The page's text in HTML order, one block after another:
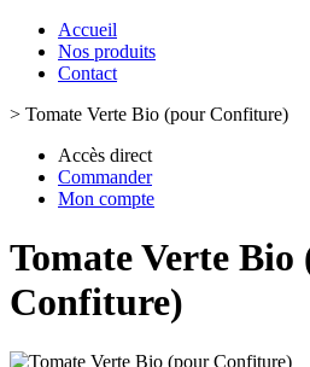
Accueil
Nos produits
Contact
> Tomate Verte Bio (pour Confiture)
Accès direct
Commander
Mon compte
Tomate Verte Bio
Confiture)